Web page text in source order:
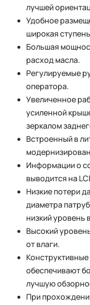
лучшей
Удобное
широкая
Большая
расход масла.
Регулируемые
оператора.
Увеличенное
усиленной
зеркалом
Встроенный в
Информации о
выводится на
Низкие потери
диаметра
низкий уровень
Высокий
от влаги.
обеспечивают
лучшую
При